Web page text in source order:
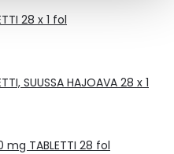
28 x 1 fol
SUUSSA HAJOAVA 28 x 1
mg TABLETTI 28 fol